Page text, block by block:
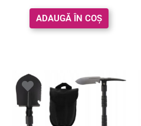
ADAUGĂ ÎN COȘ
inițial
a
39.00 lei.
Prețul
curent
este:
26.62 lei.